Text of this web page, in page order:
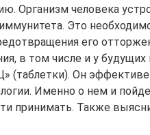
Организм человека
Это
его
в том числе и у
(таблетки). Он
Именно о нем и
принимать. Также